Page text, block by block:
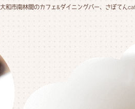
大和市南林間のカフェ&ダイニングバー、さぼてん